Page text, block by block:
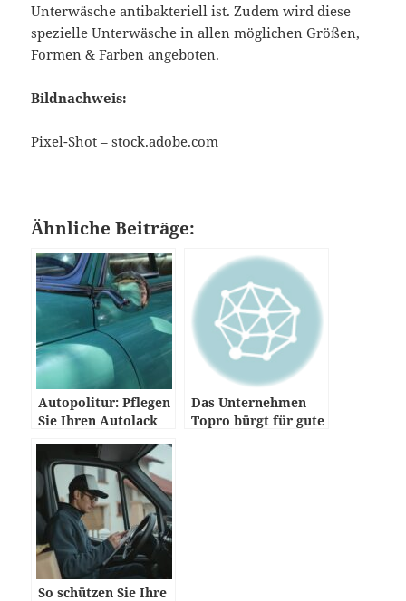
Unterwäsche antibakteriell ist. Zudem wird diese
spezielle Unterwäsche in allen möglichen Größen,
Formen & Farben angeboten.
Bildnachweis:
Pixel-Shot – stock.adobe.com
Ähnliche Beiträge:
Autopolitur: Pflegen
Sie Ihren Autolack
Das Unternehmen
Topro bürgt für gute
So schützen Sie Ihre